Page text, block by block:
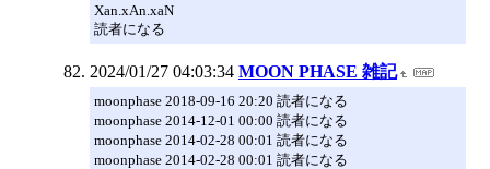
Xan.xAn.xaN
読者になる
2024/01/27 04:03:34 MOON PHASE 雑記
moonphase 2018-09-16 20:20 読者になる
moonphase 2014-12-01 00:00 読者になる
moonphase 2014-02-28 00:01 読者になる
moonphase 2014-02-28 00:01 読者になる